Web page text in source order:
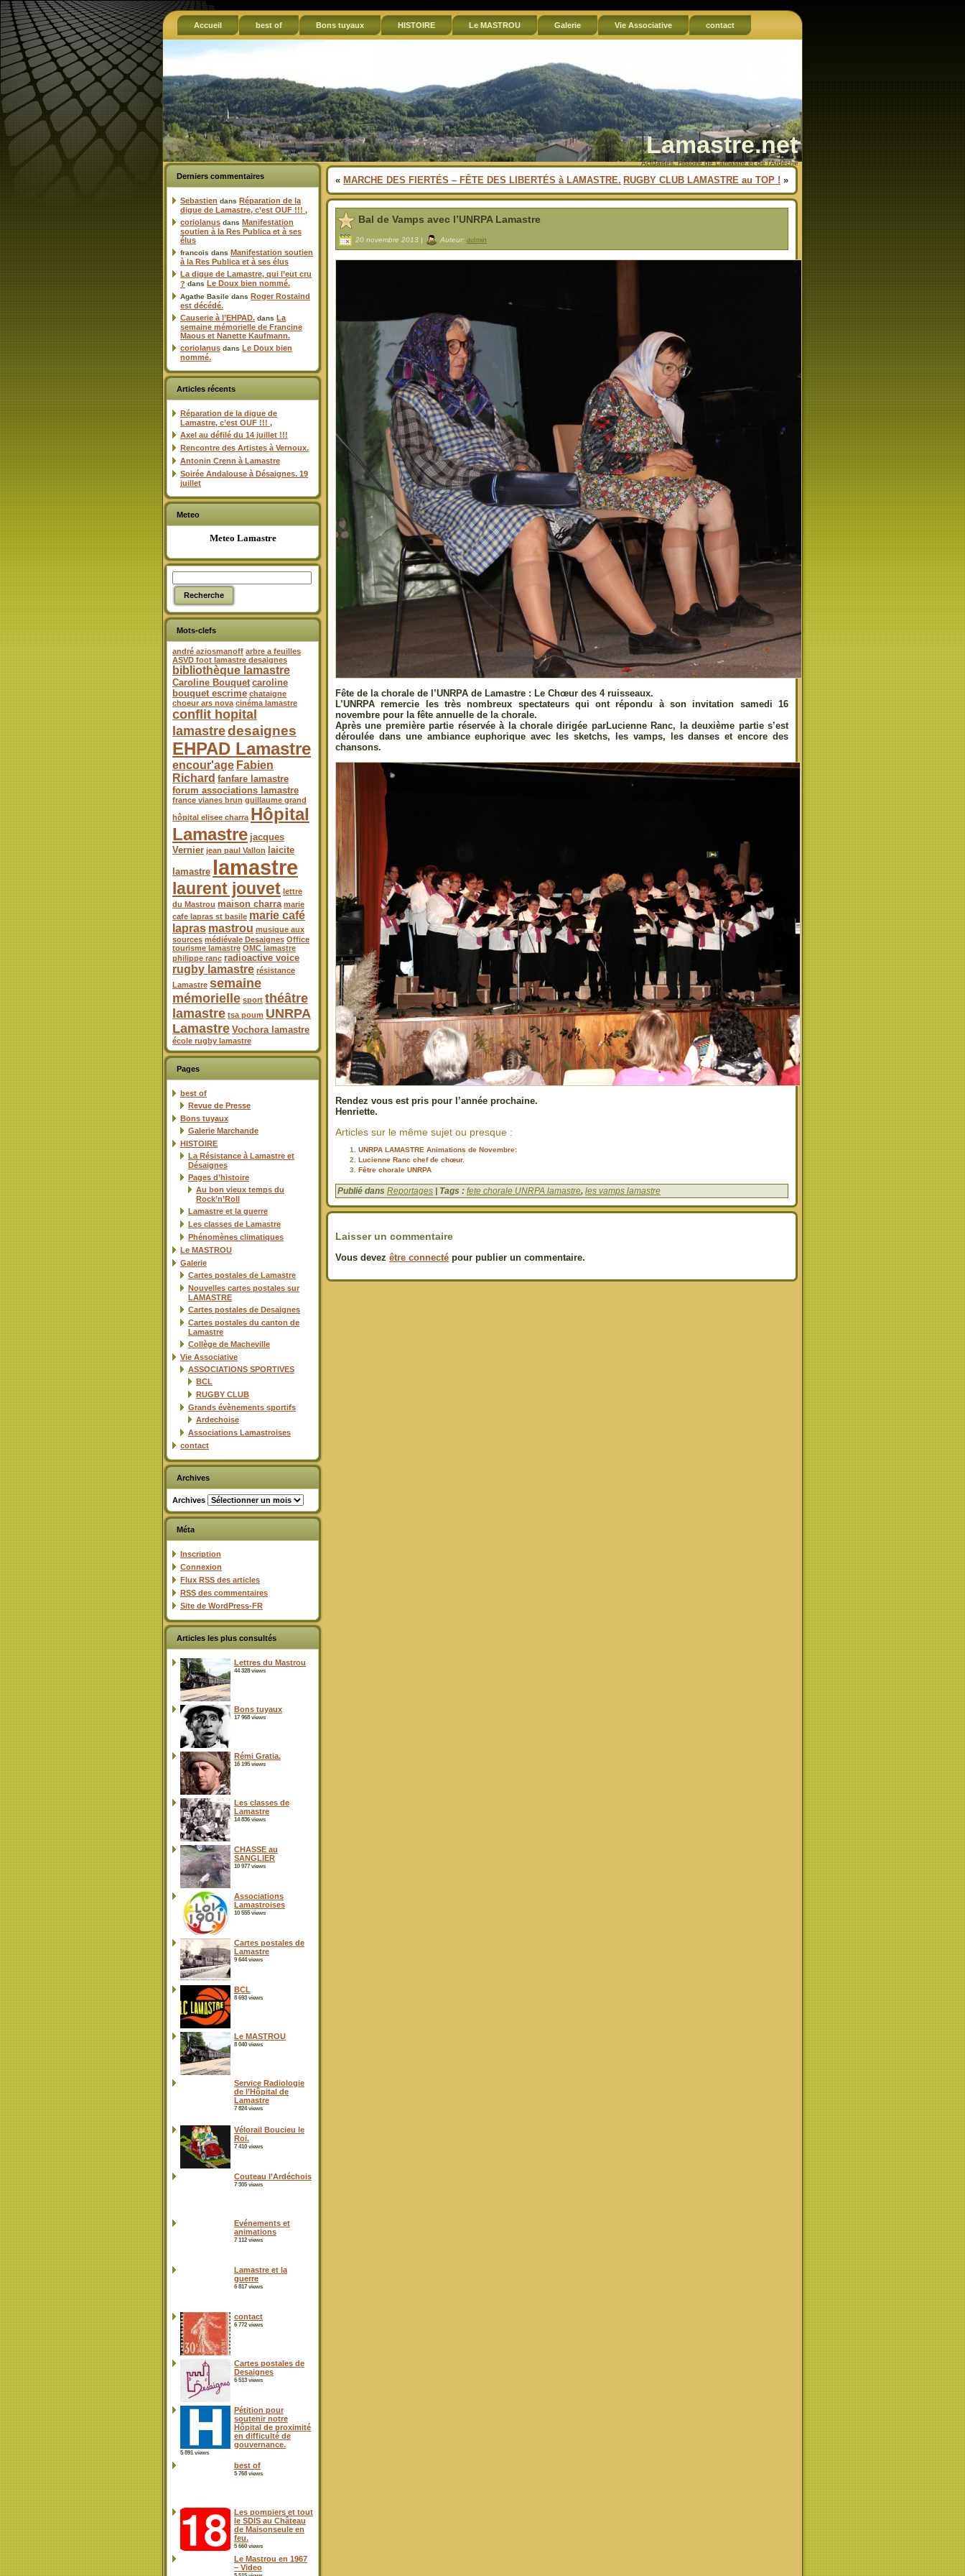
Accueil best of Bons tuyaux HISTOIRE Le MASTROU Galerie Vie Associative contact
Lamastre.net
Actualités, Histoire de Lamastre et de l'Ardèche
Derniers commentaires
Sebastien dans Réparation de la
digue de Lamastre, c’est OUF !!! ,
coriolanus dans Manifestation
soutien à la Res Publica et à ses
élus
francois dans Manifestation soutien
à la Res Publica et à ses élus
La digue de Lamastre, qui l’eut cru
? dans Le Doux bien nommé.
Agathe Basile dans Roger Rostaind
est décédé.
Causerie à l’EHPAD. dans La
semaine mémorielle de Francine
Maous et Nanette Kaufmann.
coriolanus dans Le Doux bien
nommé.
Articles récents
Réparation de la digue de
Lamastre, c’est OUF !!! ,
Axel au défilé du 14 juillet !!!
Rencontre des Artistes à Vernoux.
Antonin Crenn à Lamastre
Soirée Andalouse à Désaignes. 19
juillet
Meteo
Meteo Lamastre
Mots-clefs
andré aziosmanoff arbre a feuilles
ASVD foot lamastre desaignes
bibliothèque lamastre
Caroline Bouquet caroline
bouquet escrime chataigne
choeur ars nova cinéma lamastre
conflit hopital
lamastredesaignes
EHPAD Lamastre
encour'age Fabien
Richard fanfare lamastre
forum associations lamastre
france vianes brun guillaume grand
hôpital elisee charra Hôpital
Lamastre jacques
Vernier jean paul Vallon
laicite
lamastre lamastre
laurent jouvet lettre
du Mastrou maison charra marie
cafe lapras st basile marie café
lapras mastrou musique aux
sources médiévale Desaignes Office
tourisme lamastre OMC lamastre
philippe ranc radioactive voice
rugby lamastre résistance
Lamastre semaine
mémorielle sport théâtre
lamastre tsa poum UNRPA
Lamastre Vochora lamastre
école rugby lamastre
Pages
best of
Revue de Presse
Bons tuyaux
Galerie Marchande
HISTOIRE
La Résistance à Lamastre et
Désaignes
Pages d’histoire
Au bon vieux temps du
Rock’n’Roll
Lamastre et la guerre
Les classes de Lamastre
Phénomènes climatiques
Le MASTROU
Galerie
Cartes postales de Lamastre
Nouvelles cartes postales sur
LAMASTRE
Cartes postales de Desaignes
Cartes postales du canton de
Lamastre
Collège de Macheville
Vie Associative
ASSOCIATIONS SPORTIVES
BCL
RUGBY CLUB
Grands évènements sportifs
Ardechoise
Associations Lamastroises
contact
Archives
Archives
Méta
Inscription
Connexion
Flux RSS des articles
RSS des commentaires
Site de WordPress-FR
Articles les plus consultés
Lettres du Mastrou
44 328 views
Bons tuyaux
17 968 views
Rémi Gratia.
16 195 views
Les classes de
Lamastre
14 836 views
CHASSE au
SANGLIER
10 977 views
Associations
Lamastroises
10 555 views
Cartes postales de
Lamastre
9 644 views
BCL
8 693 views
Le MASTROU
8 040 views
Service Radiologie
de l’Hôpital de
Lamastre
7 824 views
Vélorail Boucieu le
Roi.
7 410 views
Couteau l’Ardéchois
7 305 views
Evénements et
animations
7 112 views
Lamastre et la
guerre
6 817 views
contact
6 772 views
Cartes postales de
Desaignes
6 513 views
Pétition pour
soutenir notre
Hôpital de proximité
en difficulté de
gouvernance.
5 891 views
best of
5 768 views
Les pompiers et tout
le SDIS au Château
de Maisonseule en
feu.
5 660 views
Le Mastrou en 1967
– Video
« MARCHE DES FIERTÉS – FÊTE DES LIBERTÉS à LAMASTRE. RUGBY CLUB LAMASTRE au TOP ! »
Bal de Vamps avec l’UNRPA Lamastre
20 novembre 2013 | Auteur: admin
Fête de la chorale de l’UNRPA de Lamastre : Le Chœur des 4 ruisseaux.
L’UNRPA remercie les très nombreux spectateurs qui ont répondu à son invitation samedi 16
novembre pour la fête annuelle de la chorale.
Après une première partie réservée à la chorale dirigée parLucienne Ranc, la deuxième partie s’est
déroulée dans une ambiance euphorique avec les sketchs, les vamps, les danses et encore des
chansons.
Rendez vous est pris pour l’année prochaine.
Henriette.
Articles sur le même sujet ou presque :
UNRPA LAMASTRE Animations de Novembre:
Lucienne Ranc chef de chœur.
Fêtre chorale UNRPA
Publié dans Reportages | Tags : fete chorale UNRPA lamastre, les vamps lamastre
Laisser un commentaire
Vous devez être connecté pour publier un commentaire.